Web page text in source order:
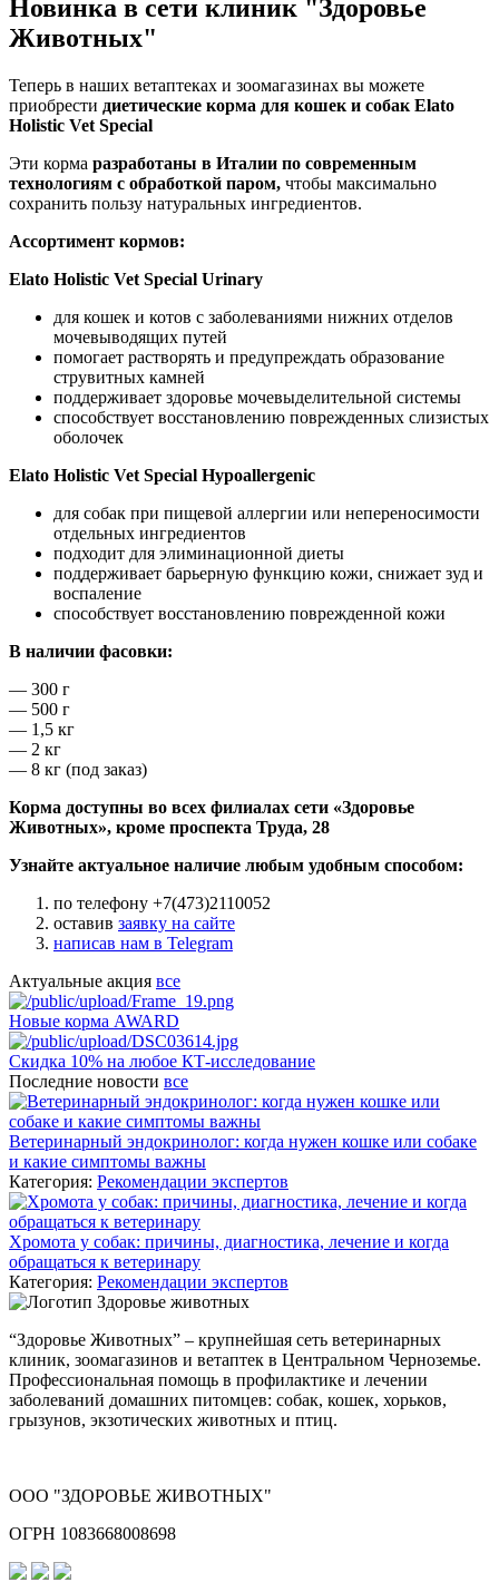
Новинка в сети клиник "Здоровье
Животных"
Теперь в наших ветаптеках и зоомагазинах вы можете
приобрести диетические корма для кошек и собак Elato
Holistic Vet Special
Эти корма разработаны в Италии по современным
технологиям с обработкой паром, чтобы максимально
сохранить пользу натуральных ингредиентов.
Ассортимент кормов:
Elato Holistic Vet Special Urinary
для кошек и котов с заболеваниями нижних отделов
мочевыводящих путей
помогает растворять и предупреждать образование
струвитных камней
поддерживает здоровье мочевыделительной системы
способствует восстановлению поврежденных слизистых
оболочек
Elato Holistic Vet Special Hypoallergenic
для собак при пищевой аллергии или непереносимости
отдельных ингредиентов
подходит для элиминационной диеты
поддерживает барьерную функцию кожи, снижает зуд и
воспаление
способствует восстановлению поврежденной кожи
В наличии фасовки:
— 300 г
— 500 г
— 1,5 кг
— 2 кг
— 8 кг (под заказ)
Корма доступны во всех филиалах сети «Здоровье
Животных», кроме проспекта Труда, 28
Узнайте актуальное наличие любым удобным способом:
по телефону +7(473)2110052
оставив заявку на сайте
написав нам в Telegram
Актуальные акция все
Новые корма AWARD
Скидка 10% на любое КТ-исследование
Последние новости все
Ветеринарный эндокринолог: когда нужен кошке или собаке
и какие симптомы важны
Категория: Рекомендации экспертов
Хромота у собак: причины, диагностика, лечение и когда
обращаться к ветеринару
Категория: Рекомендации экспертов
“Здоровье Животных” – крупнейшая сеть ветеринарных
клиник, зоомагазинов и ветаптек в Центральном Черноземье.
Профессиональная помощь в профилактике и лечении
заболеваний домашних питомцев: собак, кошек, хорьков,
грызунов, экзотических животных и птиц.
ООО "ЗДОРОВЬЕ ЖИВОТНЫХ"
ОГРН 1083668008698